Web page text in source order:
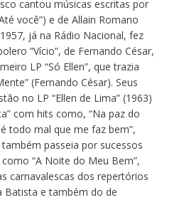
cantou músicas escritas por
você”) e de Allain Romano
já na Rádio Nacional, fez
“Vício”, de Fernando César,
LP “Só Ellen”, que trazia
(Fernando César). Seus
no LP “Ellen de Lima” (1963)
com hits como, “Na paz do
é todo mal que me faz bem”,
também passeia por sucessos
“A Noite do Meu Bem”,
carnavalescas dos repertórios
Batista e também do de